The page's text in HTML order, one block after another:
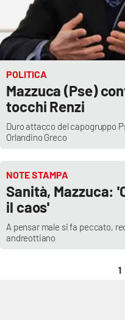
POLITICA
Mazzuca (Pse)
tocchi Renzi
Duro attacco del capogruppo
Orlandino Greco
NOTE STAMPA
Sanità, Mazzuca:
il caos'
A pensar male si fa peccato,
andreottiano
1